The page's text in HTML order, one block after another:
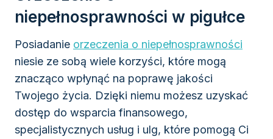
niepełnosprawności w pigułce
Posiadanie orzeczenia o niepełnosprawności
niesie ze sobą wiele korzyści, które mogą
znacząco wpłynąć na poprawę jakości
Twojego życia. Dzięki niemu możesz uzyskać
dostęp do wsparcia finansowego,
specjalistycznych usług i ulg, które pomogą Ci